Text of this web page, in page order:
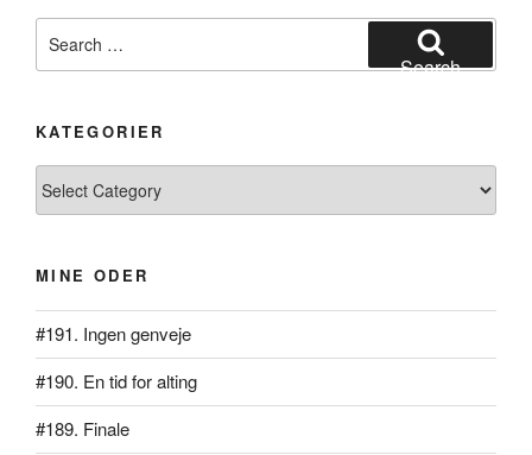
for:
Search
KATEGORIER
MINE ODER
#191. Ingen genveje
#190. En tid for alting
#189. Finale